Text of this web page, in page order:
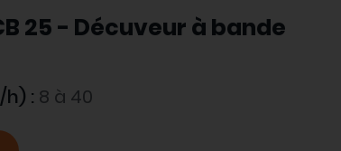
CB 25 - Décuveur à bande
: 8 à 40